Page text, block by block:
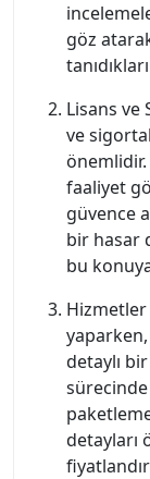
göz
Lisans ve
ve
faaliyet
güvence
bir hasar
bu
Hizmetler
detaylı
detayları